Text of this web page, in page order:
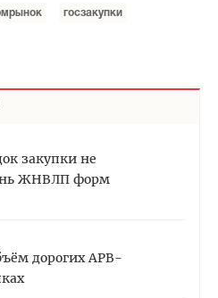
госзакупки
закупки не
ЖНВЛП форм
дорогих АРВ-